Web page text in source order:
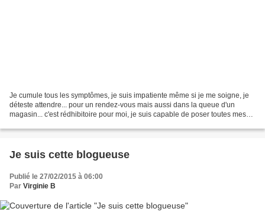
Je cumule tous les symptômes, je suis impatiente même si je me soigne, je
déteste attendre... pour un rendez-vous mais aussi dans la queue d'un
magasin... c'est rédhibitoire pour moi, je suis capable de poser toutes mes
Je suis cette blogueuse
Publié le 27/02/2015 à 06:00
Par Virginie B